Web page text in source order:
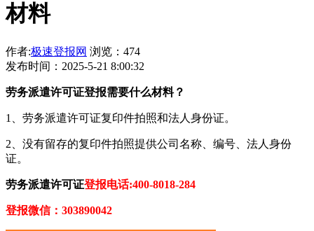
材料
作者:极速登报网 浏览：474
发布时间：2025-5-21 8:00:32
劳务派遣许可证登报需要什么材料？
1、劳务派遣许可证复印件拍照和法人身份证。
2、没有留存的复印件拍照提供公司名称、编号、法人身份
证。
劳务派遣许可证登报电话:400-8018-284
登报微信：303890042